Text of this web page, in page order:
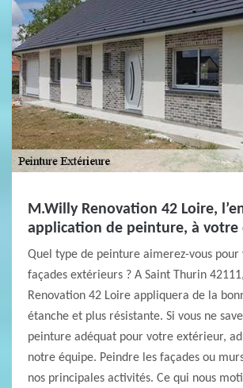
M.Willy Renovation 42 Loire,
application de peinture, à votre
Quel type de peinture aimerez-vous pour
façades extérieurs ? A Saint Thurin
Renovation 42 Loire appliquera de la
étanche et plus résistante. Si vous ne
peinture adéquat pour votre extérieur,
notre équipe. Peindre les façades ou
nos principales activités. Ce qui nous